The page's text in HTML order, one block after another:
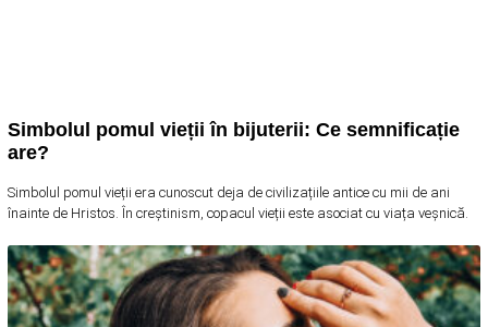
Simbolul pomul vieții în bijuterii: Ce semnificație
are?
Simbolul pomul vieții era cunoscut deja de civilizațiile antice cu mii de ani
înainte de Hristos. În creștinism, copacul vieții este asociat cu viața veșnică.